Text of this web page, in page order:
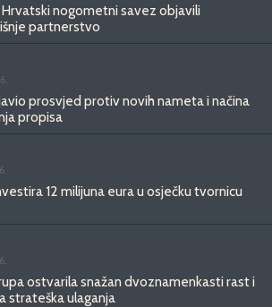
nogometni savez objavili
partnerstvo
prosvjed protiv novih nameta i načina
propisa
12 milijuna eura u osječku tvornicu
ostvarila snažan dvoznamenkasti rast i
strateška ulaganja